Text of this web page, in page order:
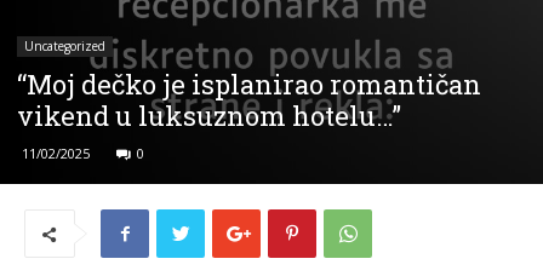
Uncategorized
“Moj dečko je isplanirao romantičan
vikend u luksuznom hotelu…”
11/02/2025 0